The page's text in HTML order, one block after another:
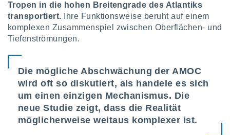
von
können
von
und
Tropen in die hohen Breitengrade des Atlantiks
transportiert. Ihre Funktionsweise beruht auf einem
komplexen Zusammenspiel zwischen Oberflächen- und
Tiefenströmungen.
Die mögliche Abschwächung der AMOC
wird oft so diskutiert, als handele es sich
um einen einzigen Mechanismus. Die
neue Studie zeigt, dass die Realität
möglicherweise weitaus komplexer ist.